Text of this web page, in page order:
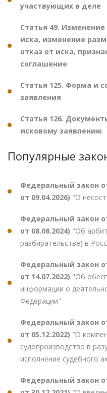
участвующих в деле
Статья 49.
иска, изменение
отказ от иска,
соглашение
Статья 125. Форма и
заявления
Статья 126.
исковому заявлению
Популярные
Федеральный закон
от 09.04.2026) "О
Федеральный закон
от 08.08.2024) "Об
разбирательстве) в
Федеральный закон
от 14.07.2022) "Об
информации о
Федерации"
Федеральный закон
от 05.12.2022) "О
судопроизводство в
исполнение судебного
Федеральный закон